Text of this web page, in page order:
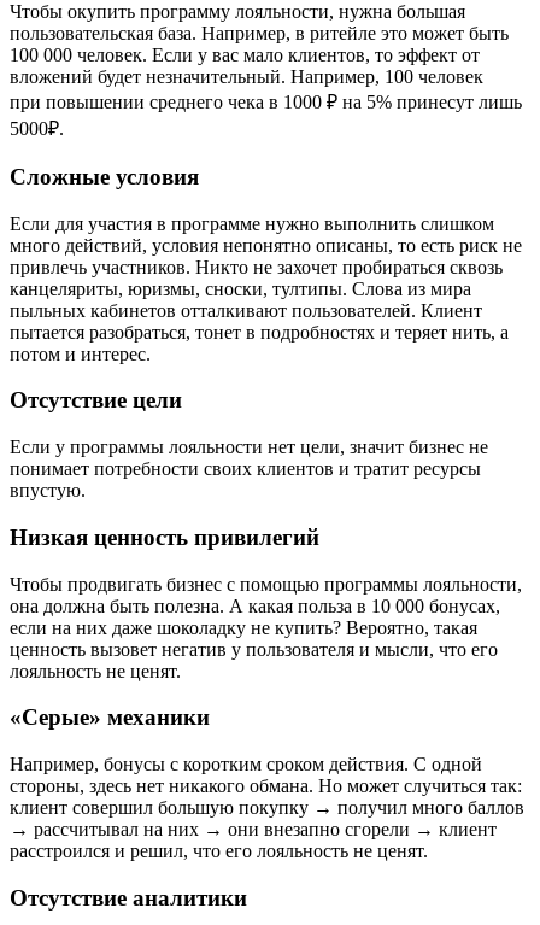
Чтобы окупить программу лояльности, нужна большая
пользовательская база. Например, в ритейле это может быть
100 000 человек. Если у вас мало клиентов, то эффект от
вложений будет незначительный. Например, 100 человек
при повышении среднего чека в 1000 ₽ на 5% принесут лишь
5000₽.
Сложные условия
Если для участия в программе нужно выполнить слишком
много действий, условия непонятно описаны, то есть риск не
привлечь участников. Никто не захочет пробираться сквозь
канцеляриты, юризмы, сноски, тултипы. Слова из мира
пыльных кабинетов отталкивают пользователей. Клиент
пытается разобраться, тонет в подроб­но­стях и теряет нить, а
потом и интерес.
Отсутствие цели
Если у программы лояльности нет цели, значит бизнес не
понимает потребности своих клиентов и тратит ресурсы
впустую.
Низкая ценность привилегий
Чтобы продвигать бизнес с помощью программы лояльности,
она должна быть полезна. А какая польза в 10 000 бонусах,
если на них даже шоколадку не купить? Вероятно, такая
ценность вызовет негатив у пользователя и мысли, что его
лояльность не ценят.
«Серые» механики
Например, бонусы с коротким сроком действия. С одной
стороны, здесь нет никакого обмана. Но может случиться так:
клиент совершил большую покупку → получил много баллов
→ рассчитывал на них → они внезапно сгорели → клиент
расстроился и решил, что его лояльность не ценят.
Отсутствие аналитики